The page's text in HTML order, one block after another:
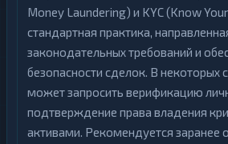
Money Laundering) и KYC (Know
стандартная практика,
законодательных требований и
безопасности сделок. В некоторых
может запросить верификацию
подтверждение права владения
активами. Рекомендуется заранее